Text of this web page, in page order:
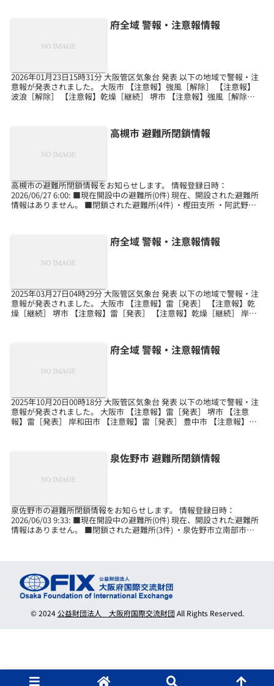
府全域 警報・注意報情報
2026年01月23日15時31分 大阪管区気象台 発表 以下の地域で警報・注
意報が発表されました。 大阪市 【注意報】強風［解除］ 【注意報】
波浪［解除］ 【注意報】乾燥［継続］ 堺市 【注意報】強風［解除］
高槻市 避難所閉鎖情報
高槻市の避難所閉鎖情報をお知らせします。 情報登録日時：
2026/06/27 6:00: ■現在開設中の避難所(0件) 現在、開設された避難所
情報はありません。 ■閉鎖された避難所(4件) ・樫田支所 ・阿武野コ
府全域 警報・注意報情報
2025年03月27日04時29分 大阪管区気象台 発表 以下の地域で警報・注
意報が発表されました。 大阪市 【注意報】雷［発表］ 【注意報】乾
燥［継続］ 堺市 【注意報】雷［発表］ 【注意報】乾燥［継続］ 岸和
府全域 警報・注意報情報
2025年10月20日00時18分 大阪管区気象台 発表 以下の地域で警報・注
意報が発表されました。 大阪市 【注意報】雷［発表］ 堺市 【注意
報】雷［発表］ 岸和田市 【注意報】雷［発表］ 豊中市 【注意報】雷
泉佐野市 避難所閉鎖情報
泉佐野市の避難所閉鎖情報をお知らせします。 情報登録日時：
2026/06/03 9:33: ■現在開設中の避難所(0件) 現在、開設された避難所
情報はありません。 ■閉鎖された避難所(3件) ・泉佐野市立南部市民
© 2024公益財団法人 大阪府国際交流財団 All Rights Reserved.